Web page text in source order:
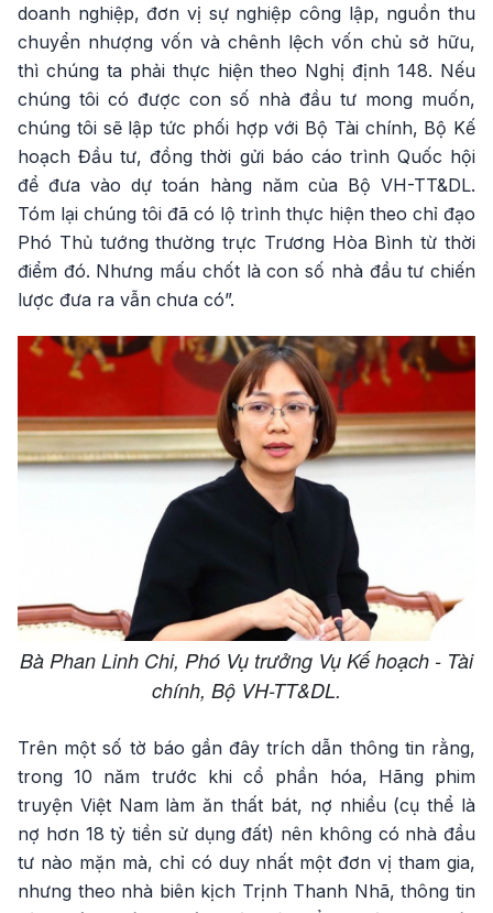
doanh nghiệp, đơn vị sự nghiệp công lập, nguồn thu
chuyển nhượng vốn và chênh lệch vốn chủ sở hữu,
thì chúng ta phải thực hiện theo Nghị định 148. Nếu
chúng tôi có được con số nhà đầu tư mong muốn,
chúng tôi sẽ lập tức phối hợp với Bộ Tài chính, Bộ Kế
hoạch Đầu tư, đồng thời gửi báo cáo trình Quốc hội
để đưa vào dự toán hàng năm của Bộ VH-TT&DL.
Tóm lại chúng tôi đã có lộ trình thực hiện theo chỉ đạo
Phó Thủ tướng thường trực Trương Hòa Bình từ thời
điểm đó. Nhưng mấu chốt là con số nhà đầu tư chiến
lược đưa ra vẫn chưa có”.
Bà Phan Linh Chi, Phó Vụ trưởng Vụ Kế hoạch - Tài
chính, Bộ VH-TT&DL.
Trên một số tờ báo gần đây trích dẫn thông tin rằng,
trong 10 năm trước khi cổ phần hóa, Hãng phim
truyện Việt Nam làm ăn thất bát, nợ nhiều (cụ thể là
nợ hơn 18 tỷ tiền sử dụng đất) nên không có nhà đầu
tư nào mặn mà, chỉ có duy nhất một đơn vị tham gia,
nhưng theo nhà biên kịch Trịnh Thanh Nhã, thông tin